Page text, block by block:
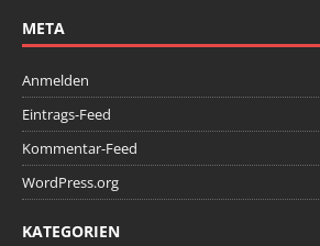
META
Anmelden
Eintrags-Feed
Kommentar-Feed
WordPress.org
KATEGORIEN